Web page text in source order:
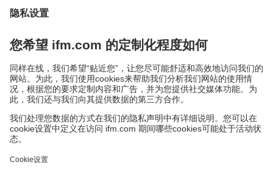
地点 (EN)
易福门电子(上海)有限公司
上海市浦东新区
盛夏路61弄1号楼6层
邮编: 201203
总机: 021 3813 4800
电子邮箱:info.cn@ifm.com
沪ICP备19047231号-1
沪公网安备31011502010310号